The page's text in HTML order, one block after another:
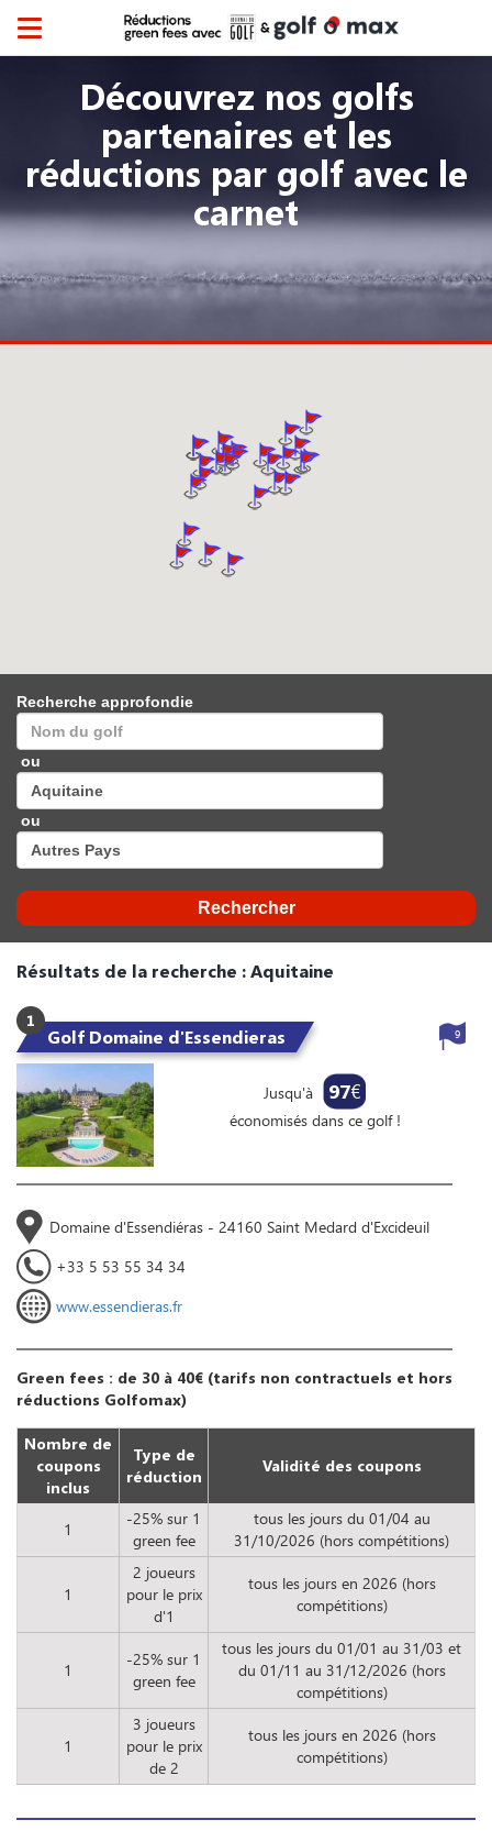
Toggle
Découvrez nos golfs
partenaires et les
réductions par golf avec le
carnet
Recherche approfondie
ou
ou
Résultats de la recherche : Aquitaine
1
Golf Domaine d'Essendieras
Jusqu'à 97€
économisés dans ce golf !
9
Domaine d'Essendiéras - 24160 Saint Medard d'Excideuil
+33 5 53 55 34 34
www.essendieras.fr
Green fees : de 30 à 40€ (tarifs non contractuels et hors
réductions Golfomax)
Nombre de
coupons
inclus
Type de
réduction
Validité des coupons
1
-25% sur 1
green fee
tous les jours du 01/04 au
31/10/2026 (hors compétitions)
1
2 joueurs
pour le prix
d'1
tous les jours en 2026 (hors
compétitions)
1
-25% sur 1
green fee
tous les jours du 01/01 au 31/03 et
du 01/11 au 31/12/2026 (hors
compétitions)
1
3 joueurs
pour le prix
de 2
tous les jours en 2026 (hors
compétitions)